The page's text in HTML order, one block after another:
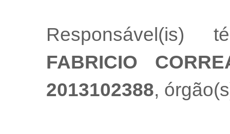
Responsável(is)
FABRICIO
2013102388,